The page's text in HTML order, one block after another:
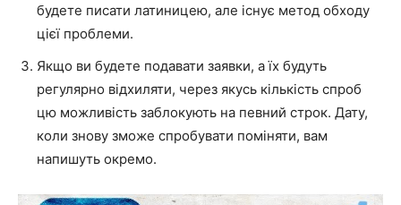
будете писати латиницею, але існує метод обходу
цієї проблеми.
Якщо ви будете подавати заявки, а їх будуть
регулярно відхиляти, через якусь кількість спроб
цю можливість заблокують на певний строк. Дату,
коли знову зможе спробувати поміняти, вам
напишуть окремо.